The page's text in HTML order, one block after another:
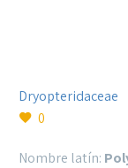
Dryopteridaceae
0
Nombre latín: